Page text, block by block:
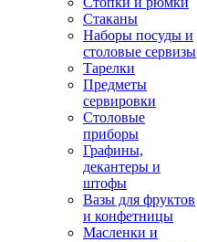
Стаканы
Наборы посуды и
столовые сервизы
Тарелки
Предметы
сервировки
Столовые
приборы
Графины,
декантеры и
штофы
Вазы для фруктов
и конфетницы
Масленки и